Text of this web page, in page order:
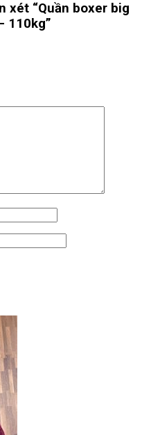
xét “Quần boxer big
110kg”